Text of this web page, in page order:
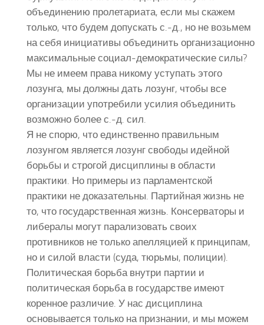
объединению пролетариата, если мы скажем
только, что будем допускать с.-д., но не возьмем
на себя инициативы объединить организационно
максимальные социал-демократические силы?
Мы не имеем права никому уступать этого
лозунга, мы должны дать лозунг, чтобы все
организации употребили усилия объединить
возможно более с.-д. сил.
Я не спорю, что единственно правильным
лозунгом является лозунг свободы идейной
борьбы и строгой дисциплины в области
практики. Но примеры из парламентской
практики не доказательны. Партийная жизнь не
то, что государственная жизнь. Консерваторы и
либералы могут парализовать своих
противников не только апелляцией к принципам,
но и силой власти (суда, тюрьмы, полиции).
Политическая борьба внутри партии и
политическая борьба в государстве имеют
коренное различие. У нас дисциплина
основывается только на признании, и мы можем